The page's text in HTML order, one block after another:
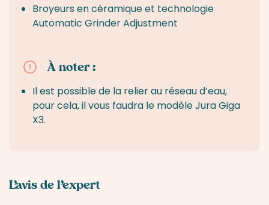
Température de percolation programmable
Interface
Arrêt automatique
Grille égouttoir amovible
Broyeurs en céramique et technologie
Automatic Grinder Adjustment
À noter :
Il est possible de la relier au réseau d’eau,
pour cela, il vous faudra le modèle Jura Giga
X3.
L’avis de l’expert